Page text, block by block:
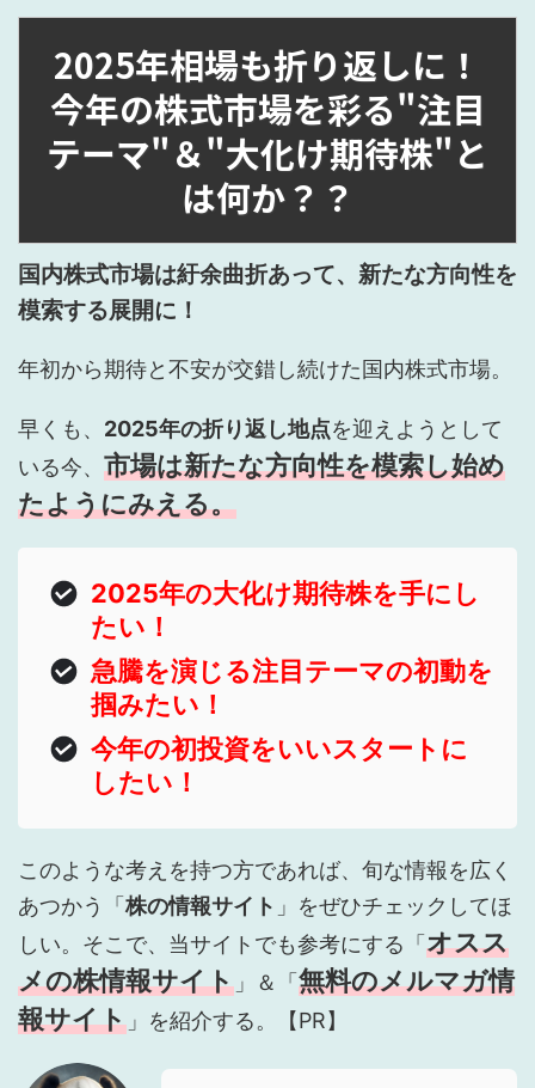
2025年相場も折り返しに！
今年の株式市場を彩る"注目
テーマ"＆"大化け期待株"と
は何か？？
国内株式市場は紆余曲折あって、新たな方向性を
模索する展開に！
年初から期待と不安が交錯し続けた国内株式市場。
早くも、 2025年の折り返し地点を迎えようとして
いる今、 市場は新たな方向性を模索し始め
たようにみえる。
2025年の大化け期待株を手にし
たい！
急騰を演じる注目テーマの初動を
掴みたい！
今年の初投資をいいスタートに
したい！
このような考えを持つ方であれば、旬な情報を広く
あつかう「 株の情報サイト 」をぜひチェックしてほ
しい。そこで、当サイトでも参考にする「 オスス
メの株情報サイト 」＆「 無料のメルマガ情
報サイト 」を紹介する。【PR】